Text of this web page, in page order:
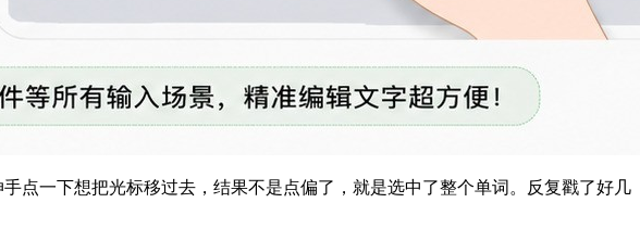
点一下想把光标移过去，结果不是点偏了，就是选中了整个单词。反复戳了好几